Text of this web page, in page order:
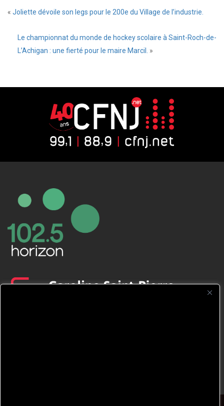
« Joliette dévoile son legs pour le 200e du Village de l’industrie.
Le championnat du monde de hockey scolaire à Saint-Roch-de-
L’Achigan : une fierté pour le maire Marcil.
»